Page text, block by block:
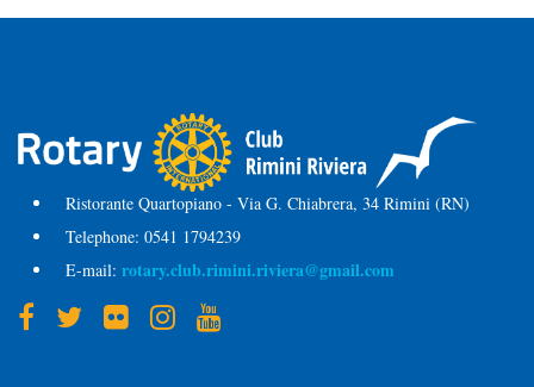
Ristorante Quartopiano - Via G. Chiabrera, 34 Rimini (RN)
Telephone: 0541 1794239
E-mail: rotary.club.rimini.riviera@gmail.com